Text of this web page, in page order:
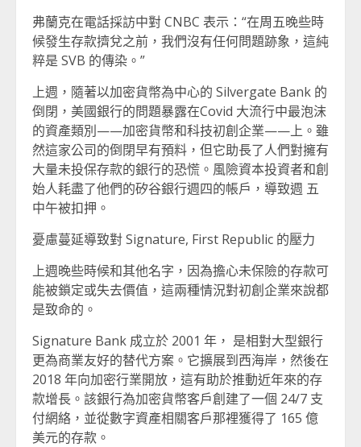
弗蘭克在電話採訪中對 CNBC 表示：“在周五晚些時
候發生存款擠兌之前，我們沒有任何問題跡象，這純
粹是 SVB 的傳染。”
上週，隨著以加密貨幣為中心的 Silvergate Bank 的
倒閉，美國銀行的問題暴露在Covid 大流行中最泡沫
的資產類別——加密貨幣和科技初創企業——上。雖
然這家公司的倒閉早有預料，但它助長了人們對擁有
大量未投保存款的銀行的恐慌。風險資本投資者和創
始人耗盡了他們的矽谷銀行週四的帳戶，導致週 五
中午被扣押。
憂慮蔓延導致對 Signature, First Republic 的壓力
上週晚些時候和其他名字，因為擔心未保險的存款可
能被鎖定或失去價值，這兩種情況對初創企業來說都
是致命的。
Signature Bank 成立於 2001 年， 是相對大型銀行
更為商業友好的替代方案。它擴展到西海岸，然後在
2018 年向加密行業開放，這有助於推動近年來的存
款增長。該銀行為加密貨幣客戶創建了一個 24/7 支
付網絡，並從數字資產相關客戶那裡獲得了 165 億
美元的存款。